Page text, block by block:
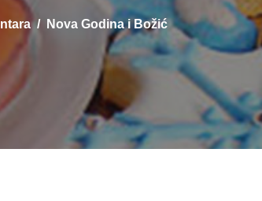
Nova Godina i Božić